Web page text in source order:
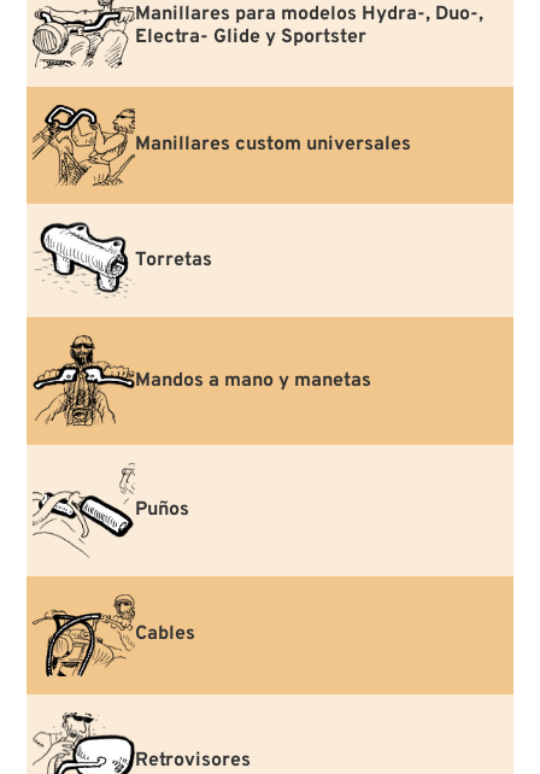
Manillares para modelos Hydra-, Duo-,
Electra- Glide y Sportster
Manillares custom universales
Torretas
Mandos a mano y manetas
Puños
Cables
Retrovisores